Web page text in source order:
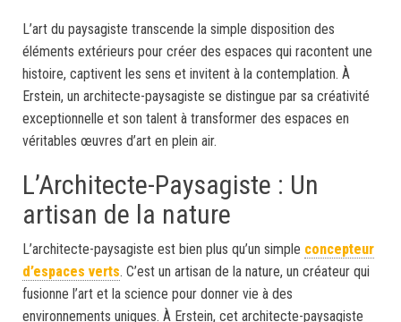
L’art du paysagiste transcende la simple disposition des
éléments extérieurs pour créer des espaces qui racontent une
histoire, captivent les sens et invitent à la contemplation. À
Erstein, un architecte-paysagiste se distingue par sa créativité
exceptionnelle et son talent à transformer des espaces en
véritables œuvres d’art en plein air.
L’Architecte-Paysagiste : Un
artisan de la nature
L’architecte-paysagiste est bien plus qu’un simple concepteur
d’espaces verts. C’est un artisan de la nature, un créateur qui
fusionne l’art et la science pour donner vie à des
environnements uniques. À Erstein, cet architecte-paysagiste